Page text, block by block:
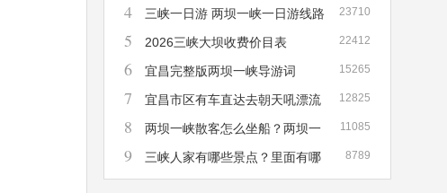
23710
4
三峡一日游 两坝一峡一日游线路
详解
22412
5 2026三峡大坝收费价目表
15265
6 宜昌完整版两坝一峡导游词
12825
7
宜昌市区有车直达去朝天吼漂流
吗？需要多长时间？多少钱？
11085
8
两坝一峡散客怎么坐船？两坝一
峡散客船票在哪里买
8789
9
三峡人家有哪些景点？里面有哪